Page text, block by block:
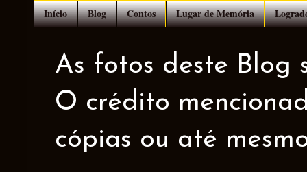
Início Blog Contos Lugar de Memória
As fotos deste Blog
O crédito
cópias ou até